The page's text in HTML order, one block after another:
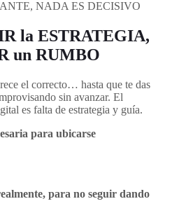
NADA ES DECISIVO
la ESTRATEGIA,
un RUMBO
el correcto… hasta que te das
sin avanzar. El
es falta de estrategia y guía.
para ubicarse
para no seguir dando